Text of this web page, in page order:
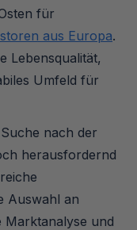
für
aus Europa.
Lebensqualität,
Umfeld für
nach der
herausfordernd
Auswahl an
Marktanalyse und